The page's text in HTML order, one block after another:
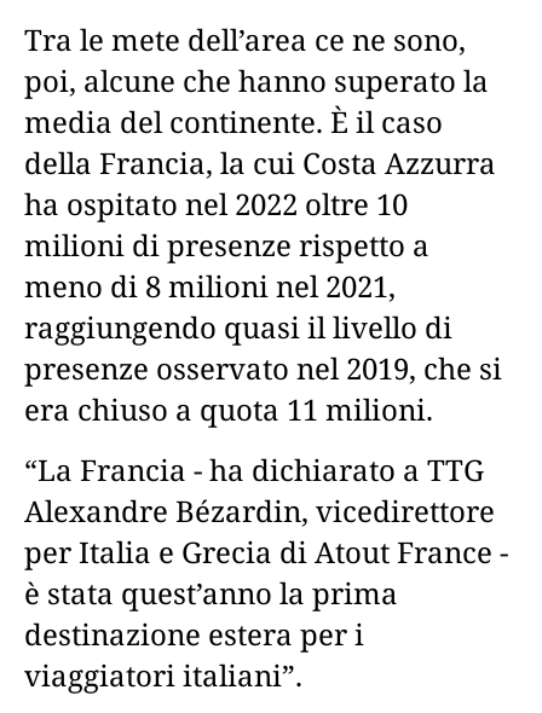
Tra le mete dell’area ce ne sono,
poi, alcune che hanno superato la
media del continente. È il caso
della Francia, la cui Costa Azzurra
ha ospitato nel 2022 oltre 10
milioni di presenze rispetto a
meno di 8 milioni nel 2021,
raggiungendo quasi il livello di
presenze osservato nel 2019, che si
era chiuso a quota 11 milioni.
“La Francia - ha dichiarato a TTG
Alexandre Bézardin, vicedirettore
per Italia e Grecia di Atout France -
è stata quest’anno la prima
destinazione estera per i
viaggiatori italiani”.